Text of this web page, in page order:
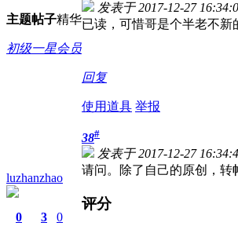
主题帖子精华
初级一星会员
发表于 2017-12-27
已读，可惜哥是个半老不新
回复
使用道具 举报
luzhanzhao
0 3 0
38#
发表于 2017-12-27
请问。除了自己的原创，
评分